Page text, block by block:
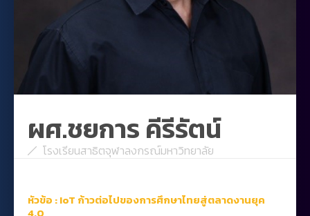
ผศ.ชยการ คีรีรัตน์
โรงเรียนสาธิตจุฬาลงกรณ์มหาวิทยาลัย
หัวข้อ :IoT ก้าวต่อไปของการศึกษาไทยสู่ตลาดงานยุค